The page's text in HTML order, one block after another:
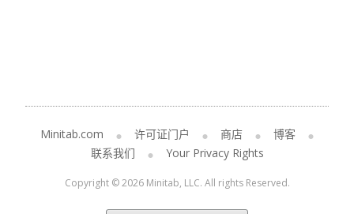
Minitab.com 许可证门户 商店
博客
联系我们
Your Privacy Rights
Copyright © 2026 Minitab, LLC. All rights Reserved.